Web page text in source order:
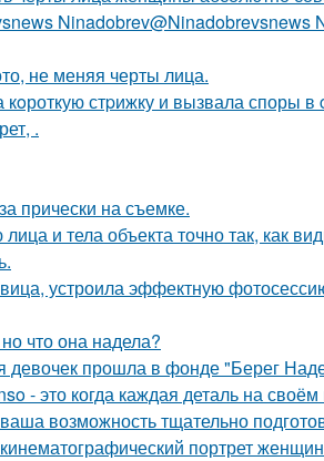
Ninadobrev@Ninadobrevsnews
не меняя черты лица.
стpижку и вызвала споры в
.
прически на съемке.
и тела объекта точно так, как
устроила эффектную
что она надела?
девочек прошла в фонде "Берег
- это когда каждая деталь на своём
возможность тщательно
портрет